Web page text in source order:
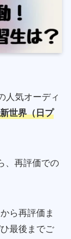
人気オーディ
世界（日プ
、再評価での
ら再評価ま
最後までご